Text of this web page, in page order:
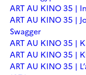
ART AU KINO 35 |
ART AU KINO 35 |
Swagger
ART AU KINO 35 |
ART AU KINO 35 |
ART AU KINO 35 |